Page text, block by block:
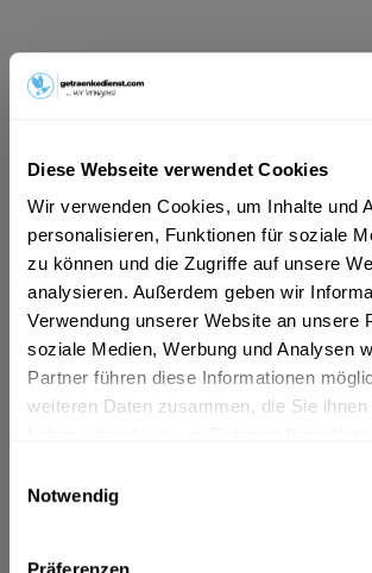
Diese Webseite verwendet Cookies
Wir verwenden Cookies, um Inhalte und
personalisieren, Funktionen für soziale
zu können und die Zugriffe auf unsere
analysieren. Außerdem geben wir
Verwendung unserer Website an unsere
soziale Medien, Werbung und Analysen
Partner führen diese Informationen
weiteren Daten zusammen, die Sie
Notwendig
Präferenzen
ab 17,99 € *
Vorrätig
MEHRWEG
+3,10 € Pfand
In den Warenkorb
Artikel-Nr.:
34763
Verfügbar in:
Flaschengröße: